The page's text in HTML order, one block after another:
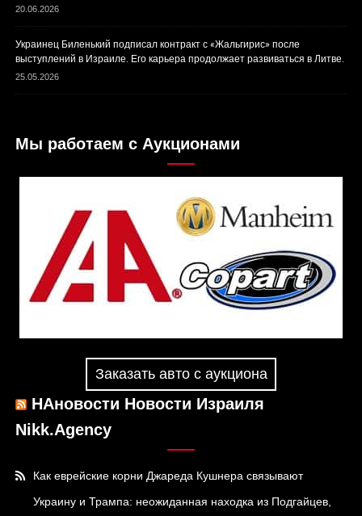
20.06.2026
Украинец Биленький подписал контракт с «Жальгирис» после
выступлений в Израиле. Его карьера продолжает развиваться в Литве.
25.05.2026
Мы работаем с Аукционами
Заказать авто с аукциона
НАновости Новости Израиля
Nikk.Agency
Как еврейские корни Джареда Кушнера связывают
Украину и Трампа: неожиданная находка из Подгайцев,